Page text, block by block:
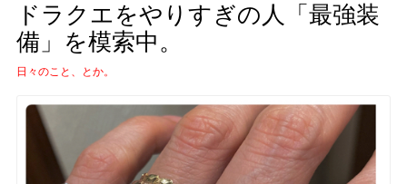
ドラクエをやりすぎの人「最強装
備」を模索中。
日々のこと、とか。